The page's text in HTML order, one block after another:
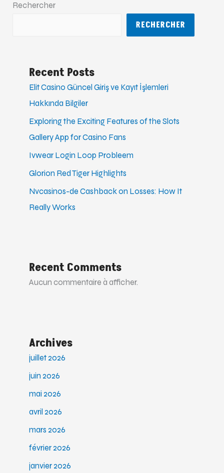
Rechercher
RECHERCHER
Recent Posts
Elit Casino Güncel Giriş ve Kayıt İşlemleri
Hakkında Bilgiler
Exploring the Exciting Features of the Slots
Gallery App for Casino Fans
Ivwear Login Loop Probleem
Glorion Red Tiger Highlights
Nvcasinos-de Cashback on Losses: How It
Really Works
Recent Comments
Aucun commentaire à afficher.
Archives
juillet 2026
juin 2026
mai 2026
avril 2026
mars 2026
février 2026
janvier 2026